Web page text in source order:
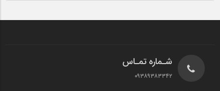
شـماره تمـاس
۰۹۳۸۹۳۸۳۳۴۲